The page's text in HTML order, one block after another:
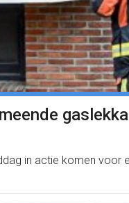
in actie komen